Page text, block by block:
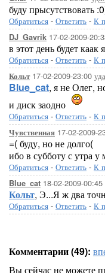
буду прысутствовать
Обратиться - Ответить - К
DJ_Gavrik 17-02-2009-
в этот день будет каак
Обратиться - Ответить - К
Кольт17-02-2009-23:00
Blue_cat, я не Олег,
и диск заодно
Обратиться - Ответить - К
Чувственная 17-02-2009-
=( буду, но не долго(
ибо в субботу с утра у
Обратиться - Ответить - К
Blue_cat 18-02-2009-00:45
Кольт, Э...Я ж два
Обратиться - Ответить - К
Комментарии (49):
Вы сейчас не можете